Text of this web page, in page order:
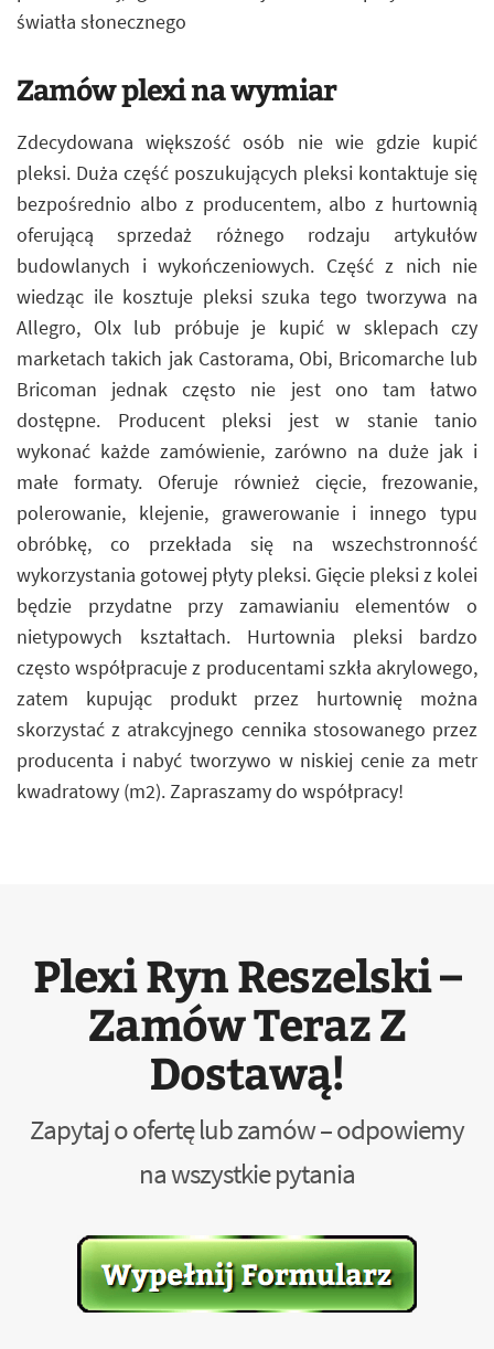
światła słonecznego
Zamów plexi na wymiar
Zdecydowana większość osób nie wie gdzie kupić
pleksi. Duża część poszukujących pleksi kontaktuje się
bezpośrednio albo z producentem, albo z hurtownią
oferującą sprzedaż różnego rodzaju artykułów
budowlanych i wykończeniowych. Część z nich nie
wiedząc ile kosztuje pleksi szuka tego tworzywa na
Allegro, Olx lub próbuje je kupić w sklepach czy
marketach takich jak Castorama, Obi, Bricomarche lub
Bricoman jednak często nie jest ono tam łatwo
dostępne. Producent pleksi jest w stanie tanio
wykonać każde zamówienie, zarówno na duże jak i
małe formaty. Oferuje również cięcie, frezowanie,
polerowanie, klejenie, grawerowanie i innego typu
obróbkę, co przekłada się na wszechstronność
wykorzystania gotowej płyty pleksi. Gięcie pleksi z kolei
będzie przydatne przy zamawianiu elementów o
nietypowych kształtach. Hurtownia pleksi bardzo
często współpracuje z producentami szkła akrylowego,
zatem kupując produkt przez hurtownię można
skorzystać z atrakcyjnego cennika stosowanego przez
producenta i nabyć tworzywo w niskiej cenie za metr
kwadratowy (m2). Zapraszamy do współpracy!
Plexi Ryn Reszelski –
Zamów Teraz Z
Dostawą!
Zapytaj o ofertę lub zamów – odpowiemy
na wszystkie pytania